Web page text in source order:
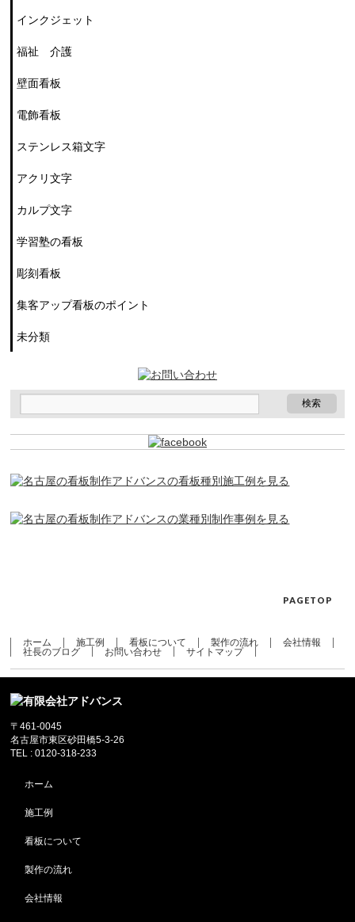
インクジェット
福祉 介護
壁面看板
電飾看板
ステンレス箱文字
アクリ文字
カルプ文字
学習塾の看板
彫刻看板
集客アップ看板のポイント
未分類
PAGETOP
ホーム 施工例 看板について 製作の流れ
会社情報
社長のブログ
お問い合わせ サイトマップ
〒461-0045
名古屋市東区砂田橋5-3-26
TEL : 0120-318-233
ホーム
施工例
看板について
製作の流れ
会社情報